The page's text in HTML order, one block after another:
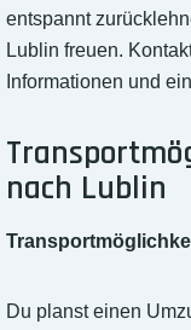
entspannt
Lublin freuen.
Informationen und
nach Lublin
Du planst einen